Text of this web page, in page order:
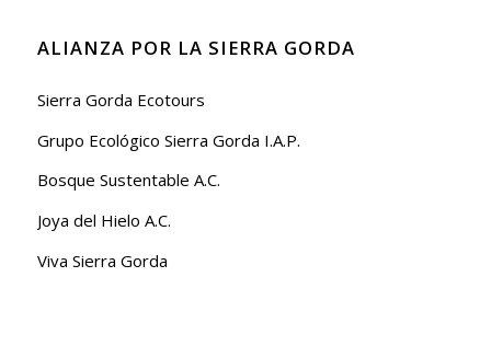
ALIANZA POR LA SIERRA GORDA
Sierra Gorda Ecotours
Grupo Ecológico Sierra Gorda I.A.P.
Bosque Sustentable A.C.
Joya del Hielo A.C.
Viva Sierra Gorda